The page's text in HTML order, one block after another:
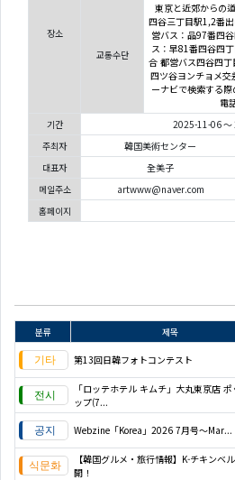
장소
교통수단
東京と近郊からの
四谷三丁目駅1,2番
営バス：品97番四
ス：早81番四谷四
合 都営バス四谷四
四ツ谷ヨンチョメ交
ーナビで検索する
電
기간
2025-11-06
주최자
韓国美術センター
대표자
全美子
메일주소
artwww@naver.com
홈페이지
분류 제목
第13回日韓フォトコンテスト
「ロッテホテル キムチ」大丸東京店 ポ
ップ(7...
Webzine「Korea」2026 7月号～Mar...
【韓国グルメ・旅行情報】K-チキンベ
開！